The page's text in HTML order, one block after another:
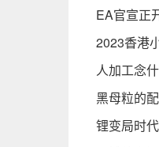
EA官宣正
2023香港
人加工念
黑母粒的
锂变局时